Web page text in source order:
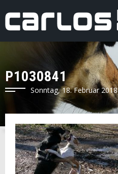
P1030841
Sonntag, 18. Februar 2018